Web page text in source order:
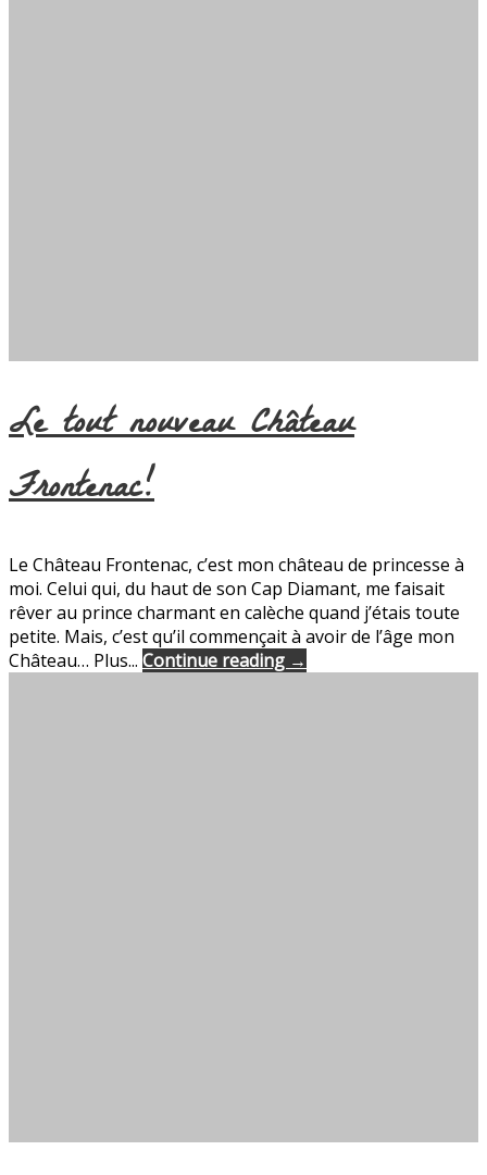
Le tout nouveau Château
Frontenac!
Le Château Frontenac, c’est mon château de princesse à
moi. Celui qui, du haut de son Cap Diamant, me faisait
rêver au prince charmant en calèche quand j’étais toute
petite. Mais, c’est qu’il commençait à avoir de l’âge mon
Château… Plus... Continue reading →